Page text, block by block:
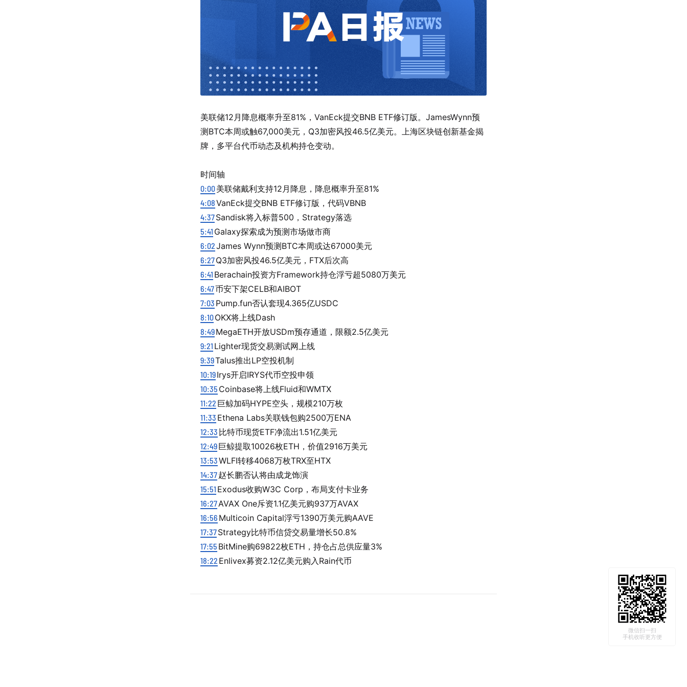
美联储12月降息概率升至81%，VanEck提交BNB ETF修订版。JamesWynn预
测BTC本周或触67,000美元，Q3加密风投46.5亿美元。上海区块链创新基金揭
牌，多平台代币动态及机构持仓变动。
时间轴
0:00美联储戴利支持12月降息，降息概率升至81%
4:08VanEck提交BNB ETF修订版，代码VBNB
4:37Sandisk将入标普500，Strategy落选
5:41 Galaxy探索成为预测市场做市商
6:02James Wynn预测BTC本周或达67000美元
6:27Q3加密风投46.5亿美元，FTX后次高
6:41 Berachain投资方Framework持仓浮亏超5080万美元
6:47币安下架CELB和AIBOT
7:03 Pump.fun否认套现4.365亿USDC
8:10OKX将上线Dash
8:49MegaETH开放USDm预存通道，限额2.5亿美元
9:21 Lighter现货交易测试网上线
9:39Talus推出LP空投机制
10:19Irys开启IRYS代币空投申领
10:35 Coinbase将上线Fluid和WMTX
11:22 巨鲸加码HYPE空头，规模210万枚
11:33 Ethena Labs关联钱包购2500万ENA
12:33 比特币现货ETF净流出1.51亿美元
12:49巨鲸提取10026枚ETH，价值2916万美元
13:53WLFI转移4068万枚TRX至HTX
14:37赵长鹏否认将由成龙饰演
15:51 Exodus收购W3C Corp，布局支付卡业务
16:27AVAX One斥资1.1亿美元购937万AVAX
16:56 Multicoin Capital浮亏1390万美元购AAVE
17:37Strategy比特币信贷交易量增长50.8%
17:55 BitMine购69822枚ETH，持仓占总供应量3%
18:22 Enlivex募资2.12亿美元购入Rain代币
微信扫一扫
手机收听更方便